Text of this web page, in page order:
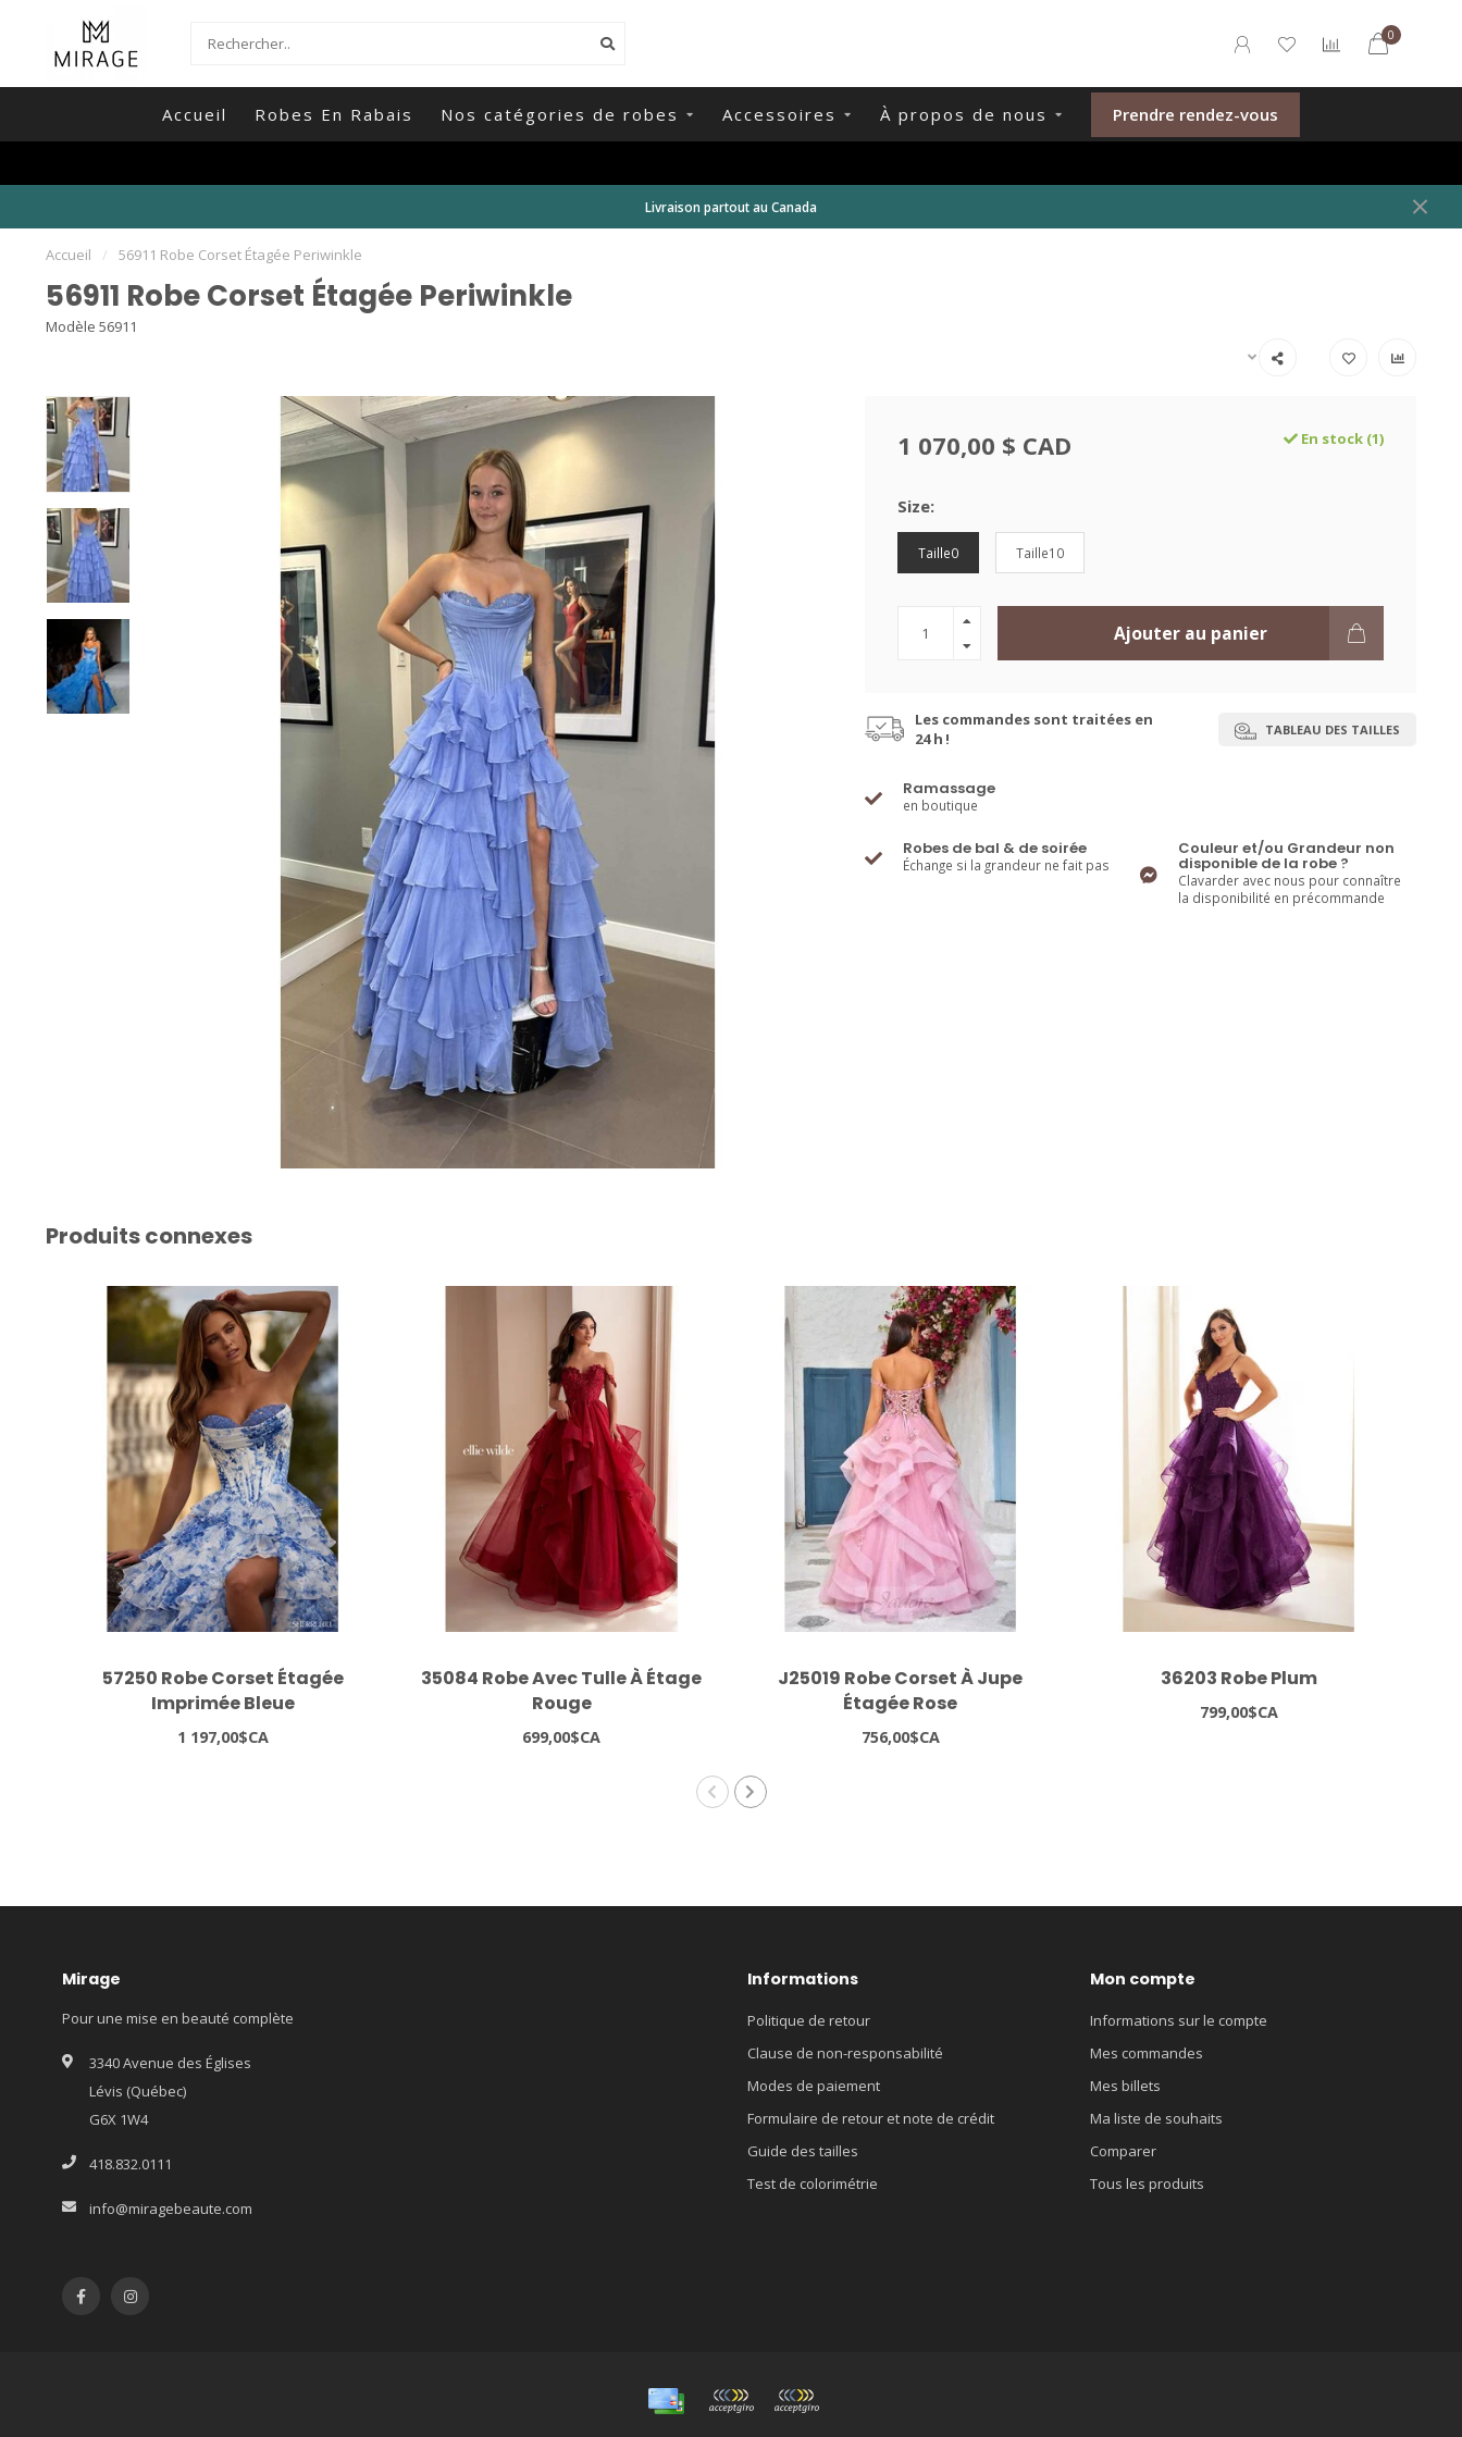
0
Accueil Robes En Rabais Nos catégories de robes Accessoires À propos de nous Prendre rendez-vous
Livraison partout au Canada
Accueil / 56911 Robe Corset Étagée Periwinkle
56911 Robe Corset Étagée Periwinkle
Modèle 56911
1 070,00 $ CAD En stock (1)
Size:
Taille0 Taille10
Ajouter au panier
Les commandes sont traitées en
24 h !
TABLEAU DES TAILLES
Ramassage
en boutique
Robes de bal & de soirée
Échange si la grandeur ne fait pas
Couleur et/ou Grandeur non
disponible de la robe ?
Clavarder avec nous pour connaître
la disponibilité en précommande
Produits connexes
57250 Robe Corset Étagée
Imprimée Bleue
1 197,00$CA
35084 Robe Avec Tulle À Étage
Rouge
699,00$CA
J25019 Robe Corset À Jupe
Étagée Rose
756,00$CA
36203 Robe Plum
799,00$CA
Mirage
Pour une mise en beauté complète
3340 Avenue des Églises
Lévis (Québec)
G6X 1W4
418.832.0111
info@miragebeaute.com
Informations
Politique de retour
Clause de non-responsabilité
Modes de paiement
Formulaire de retour et note de crédit
Guide des tailles
Test de colorimétrie
Mon compte
Informations sur le compte
Mes commandes
Mes billets
Ma liste de souhaits
Comparer
Tous les produits